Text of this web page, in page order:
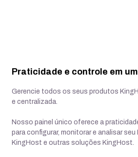
Praticidade e controle em
Gerencie todos os seus produtos
e centralizada.
Nosso painel único oferece a
para configurar, monitorar e analisar seu
KingHost e outras soluções KingHost.